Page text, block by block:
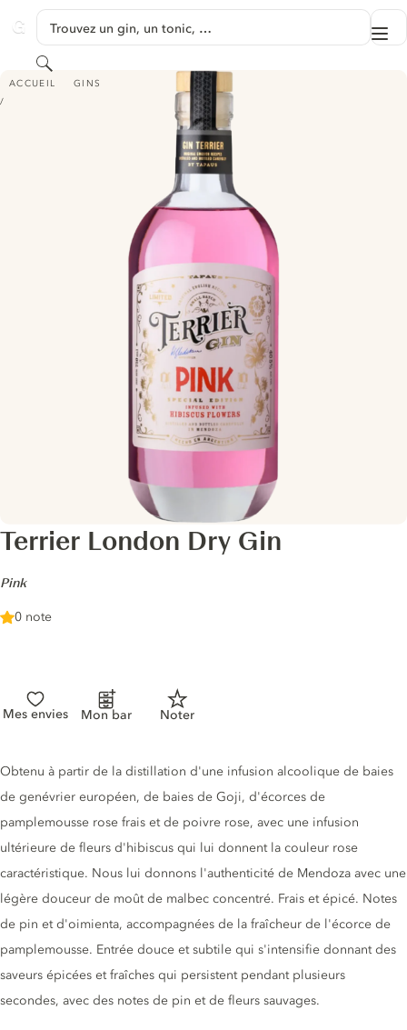
GINVENTORY
Trouvez un gin, un tonic, …
Rechercher
ACCUEIL GINS
TERRIER LONDON DRY GIN - PINK
Terrier London Dry Gin
-
Pink
0 note
Mes envies Mon bar Noter
Description du gin
Obtenu à partir de la distillation d'une infusion alcoolique de baies
de genévrier européen, de baies de Goji, d'écorces de
pamplemousse rose frais et de poivre rose, avec une infusion
ultérieure de fleurs d'hibiscus qui lui donnent la couleur rose
caractéristique. Nous lui donnons l'authenticité de Mendoza avec une
légère douceur de moût de malbec concentré. Frais et épicé. Notes
de pin et d'oimienta, accompagnées de la fraîcheur de l'écorce de
pamplemousse. Entrée douce et subtile qui s'intensifie donnant des
saveurs épicées et fraîches qui persistent pendant plusieurs
secondes, avec des notes de pin et de fleurs sauvages.